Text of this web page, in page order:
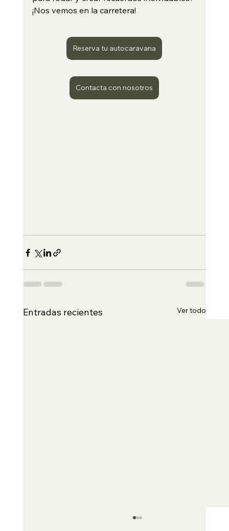
¡Nos vemos en la carretera!
Reserva tu autocaravana
Contacta con nosotros
Entradas recientes Ver todo